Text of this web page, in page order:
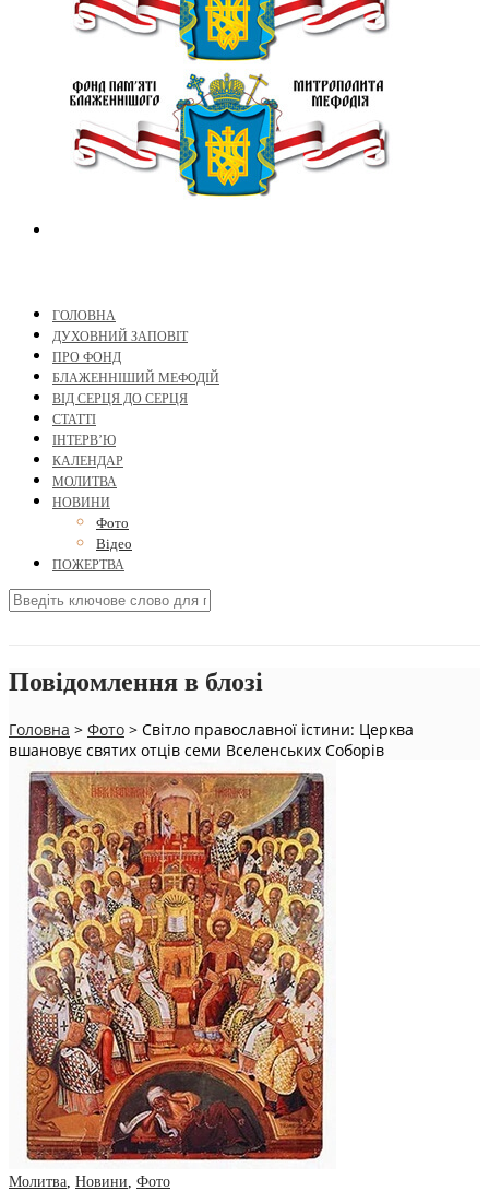
ГОЛОВНА
ДУХОВНИЙ ЗАПОВІТ
ПРО ФОНД
БЛАЖЕННІШИЙ МЕФОДІЙ
ВІД СЕРЦЯ ДО СЕРЦЯ
СТАТТІ
ІНТЕРВ’Ю
КАЛЕНДАР
МОЛИТВА
НОВИНИ
Фото
Відео
ПОЖЕРТВА
Повідомлення в блозі
Головна > Фото > Світло православної істини: Церква
вшановує святих отців семи Вселенських Соборів
Молитва Новини Фото